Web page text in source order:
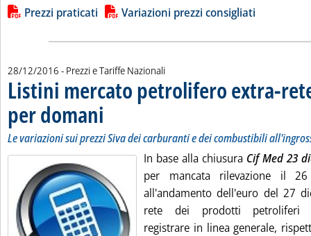
Lista allegati PDF alla notizia
Prezzi praticati Variazioni prezzi consigliati
28/12/2016 - Prezzi e Tariffe Nazionali
Listini mercato petrolifero extra-
per domani . Sottotitolo: Le variazioni sui prezzi Siva dei carburanti e dei
. Pubblicata mercoledì 28 dicembre 2016 alle 9.34.
Le variazioni sui prezzi Siva dei carburanti e dei combustibili
In base alla chiusura Cif Med 23
per mancata rilevazione il
all'andamento dell'euro del 27
rete dei prodotti petroliferi
registrare in linea generale,